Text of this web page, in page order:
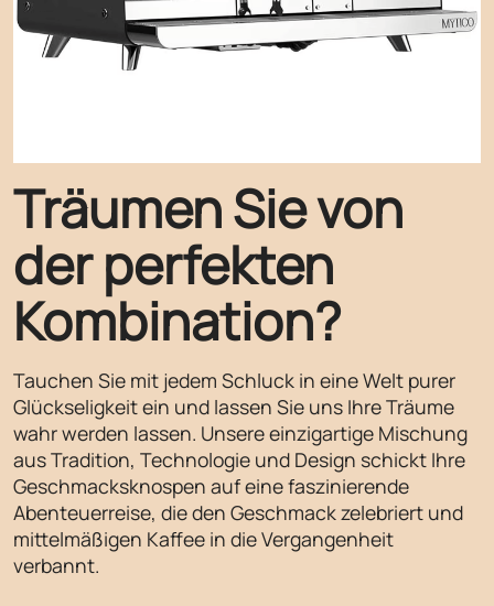
Träumen Sie von
der perfekten
Kombination?
Tauchen Sie mit jedem Schluck in eine Welt purer
Glückseligkeit ein und lassen Sie uns Ihre Träume
wahr werden lassen. Unsere einzigartige Mischung
aus Tradition, Technologie und Design schickt Ihre
Geschmacksknospen auf eine faszinierende
Abenteuerreise, die den Geschmack zelebriert und
mittelmäßigen Kaffee in die Vergangenheit
verbannt.